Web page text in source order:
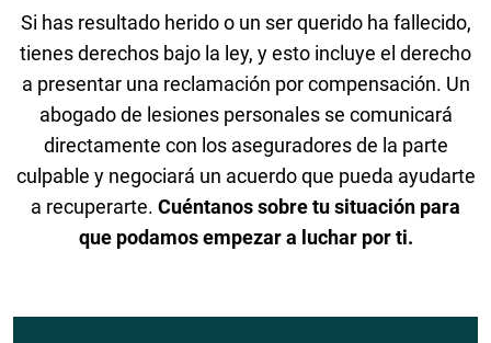
Si has resultado herido o un ser querido ha fallecido,
tienes derechos bajo la ley, y esto incluye el derecho
a presentar una reclamación por compensación. Un
abogado de lesiones personales se comunicará
directamente con los aseguradores de la parte
culpable y negociará un acuerdo que pueda ayudarte
a recuperarte. Cuéntanos sobre tu situación para
que podamos empezar a luchar por ti.